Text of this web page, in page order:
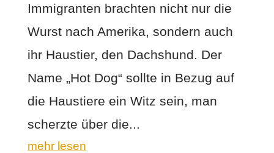
Immigranten brachten nicht nur die
Wurst nach Amerika, sondern auch
ihr Haustier, den Dachshund. Der
Name „Hot Dog“ sollte in Bezug auf
die Haustiere ein Witz sein, man
scherzte über die...
mehr lesen